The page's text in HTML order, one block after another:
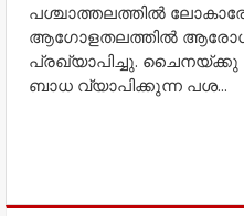
പശ്ചാത്തലത്തില്‍
ആഗോളതലത്തില്‍
പ്രഖ്യാപിച്ചു.
ബാധ വ്യാപിക്കുന്ന പശ...